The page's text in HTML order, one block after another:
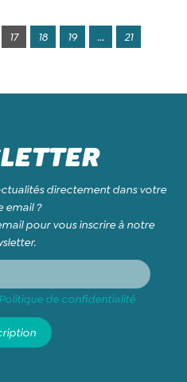
17 18 19 ... 21
directement dans votre
email ?
pour vous inscrire à notre
Politique de confidentialité